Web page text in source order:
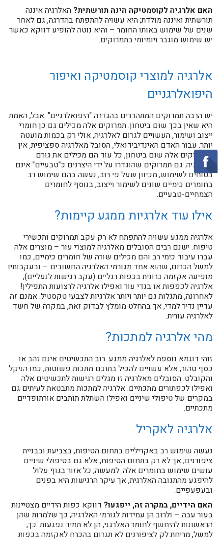
האם אלרגיה לקוסמטיקה הינה תורשתית? האלרגיה איננה
תורשתית ואיננה מולדת; היא עשויה להתפתח בהדרגה, גם לאחר
שנים של שימוש באותו החומר – והיא נוטה להופיע דווקא כאשר
יש שימוש מוגבר ויומיומי בתמרוקים.
אלרגיה למוצרי קוסמטיקה ואיפור
היפואלרגניים
יש הרבה תמרוקים המתהדרים בהגדרה "היפואלרגיים". אבל, האמת
היא שאין בכך שום ביטחון. תמרוקים אלה מכילים גם כן חומרי
ייצוב ושימור, העשויים לגרום לאלרגיה, אולי רק בכמות מועטה
יותר. עבור האדם האינדיבידואלי, הסובל מאלרגיה ספציפית, אין
בתמרוקים אלה שום ביטחון, כל עוד הם מכילים את גורם
האלרגיה. גם תמרוקים שהוגדרו על ידי היצרנים כ"טבעיים" אינם
בטוחים לשימוש, מכיוון שעל פי רוב, נעשה בהם שימוש רב
בחומרים כימיים שונים לשימור וייצוב, בנוסף לחומרים
הצמחיים-טבעיים.
אילו עוד אלרגיות ממגע קיימות?
אלרגיה ממגע עשויה להתפתח לא רק עקב תמרוקים ותכשירי
טיפוח. ישנם רבים הסובלים מאלרגיה למוצרי עור – מוצרים אלה
עברו עיבוד כימי רב והם מכילים שורה של חומרים כימיים, כמו
למשל הכרום, שהוא אחד מגורמי האלרגיה החשובים – ובעקבותיו
מופיעה אקזמה כרונית בכפות רגליים (עקב רגישות לנעליים),
אלרגיה לכפפות או בגדי עור ואפילו אלרגיה לרצועות התפילין!
לאחרונה, מתגלות גם יותר ויותר אלרגיות לצבעי טקסטיל. אמנם זה
עדיין נדיר למדי, אך בהחלט מומלץ לבדוק זאת, במקרה של חשד
לאלרגיה עורית.
מהי אלרגיה למתכות?
זוהי דוגמא נוספת לאלרגיה ממגע. רוב התכשיטים אינם זהב או
כסף טהור, אלא עשויים להכיל בתוכם מתכות פשוטות, כמו הניקל
והקובלט. הסובלים מאלרגיה זו מגלים רגישות לתכשיטים אלה
ואפילו לכפתורים מתכתיים. אלרגיה למתכות מתבטאת לעיתים גם
במקרים של טיפולי שיניים ואפילו השתלת תותבים אורתופדיים
מתכתיים.
אלרגיה לאקריל
נעשה שימוש רב באקריליים בתחום הטיפוח, בצביעת ובבניית
ציפורנים; אך לא רק בתחום הטיפוח, אלא גם בטיפולי שיניים
עושים שימוש בחומרים אלה. למעשה, כל אזור בגוף עלול
להיפגע מהתגובה האלרגית, אך עיקר הרגישות היא בפנים
ובעפעפיים.
האם הידיים, במקרה זה, ייפגעו? דווקא כפות הידיים מצטיינות
בעור עבה – ולרוב הן עמידות לגורמי האלרגיה, כך שלמרות שהן
הראשונות להיחשף לחומר האלרגני, הן לא תמיד נפגעות. כך,
למשל, מריחת לק לציפורנים לא תגרום בהכרח לאקזמה בכפות